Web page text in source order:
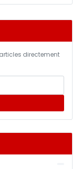
directement